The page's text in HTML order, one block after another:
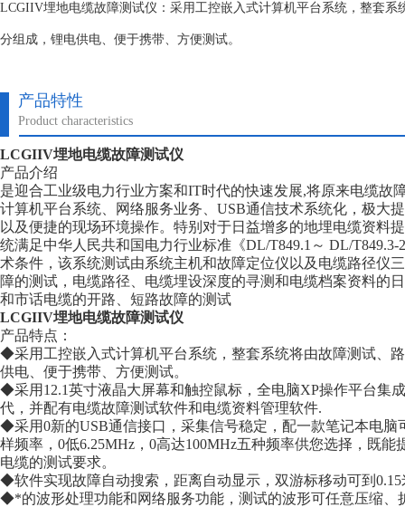
LCGIIV埋地电缆故障测试仪：采用工控嵌入式计算机平台系统，整套系
分组成，锂电供电、便于携带、方便测试。
产品特性
Product characteristics
LCGIIV埋地电缆故障测试仪
产品介绍
是迎合工业级电力行业方案和IT时代的快速发展,将原来电缆故
计算机平台系统、网络服务业务、USB通信技术系统化，极大
以及便捷的现场环境操作。特别对于日益增多的地埋电缆资料
统满足中华人民共和国电力行业标准《DL/T849.1～ DL/
术条件，该系统测试由系统主机和故障定位仪以及电缆路径仪
障的测试，电缆路径、电缆埋设深度的寻测和电缆档案资料的
和市话电缆的开路、短路故障的测试
LCGIIV埋地电缆故障测试仪
产品特点：
◆采用工控嵌入式计算机平台系统，整套系统将由故障测试、
供电、便于携带、方便测试。
◆采用12.1英寸液晶大屏幕和触控鼠标，全电脑XP操作平台集
代，并配有电缆故障测试软件和电缆资料管理软件.
◆采用0新的USB通信接口，采集信号稳定，配一款笔记本电脑
样频率，0低6.25MHz，0高达100MHz五种频率供您选择，既
电缆的测试要求。
◆软件实现故障自动搜索，距离自动显示，双游标移动可到
◆*的波形处理功能和网络服务功能，测试的波形可任意压缩、